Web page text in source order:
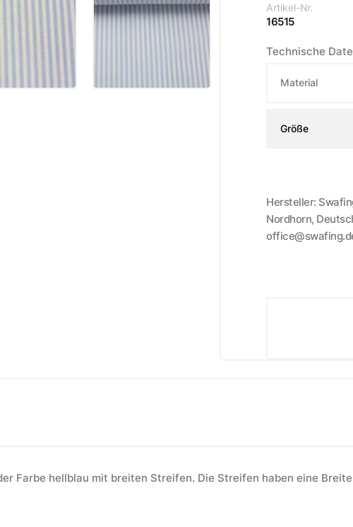
Artikel-Nr.
16515
Technische
Material
Größe
Hersteller:
Nordhorn,
Farbe hellblau mit breiten Streifen. Die Streifen haben eine